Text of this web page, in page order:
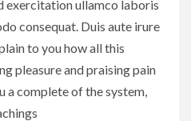
exercitation ullamco laboris
consequat. Duis aute irure
to you how all this
pleasure and praising pain
a complete of the system,